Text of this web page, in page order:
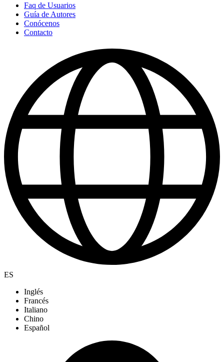
Faq de Usuarios
Guía de Autores
Conócenos
Contacto
ES
Inglés
Francés
Italiano
Chino
Español